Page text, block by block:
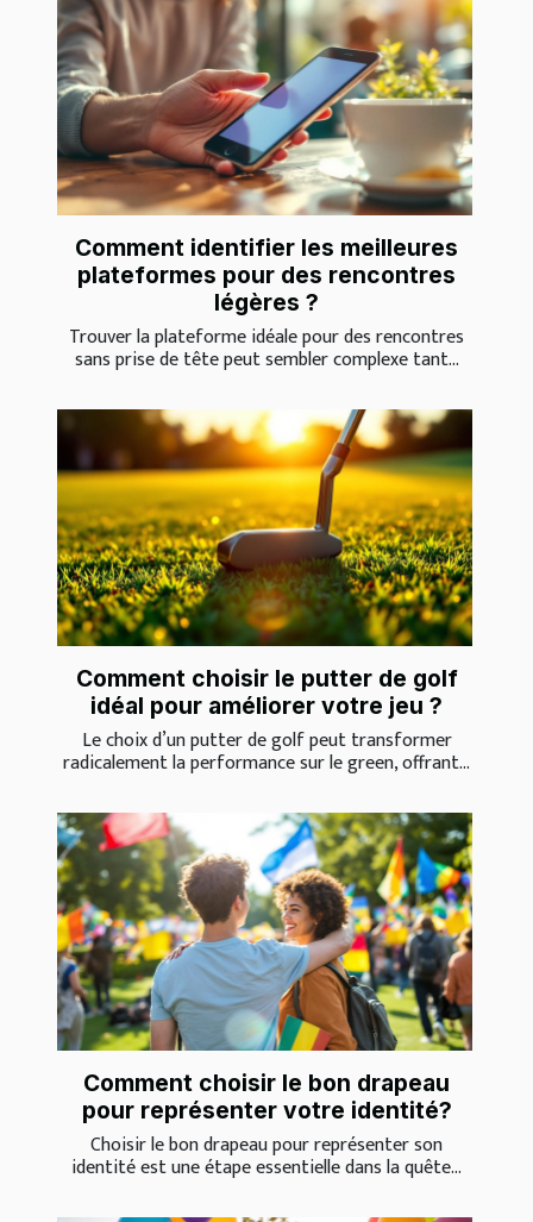
Comment identifier les meilleures
plateformes pour des rencontres
légères ?
Trouver la plateforme idéale pour des rencontres
sans prise de tête peut sembler complexe tant...
Comment choisir le putter de golf
idéal pour améliorer votre jeu ?
Le choix d’un putter de golf peut transformer
radicalement la performance sur le green, offrant...
Comment choisir le bon drapeau
pour représenter votre identité?
Choisir le bon drapeau pour représenter son
identité est une étape essentielle dans la quête...